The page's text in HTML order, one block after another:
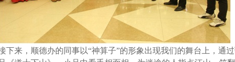
下来，顺德办的同事以“神算子”的形象出现我们的舞台上，通